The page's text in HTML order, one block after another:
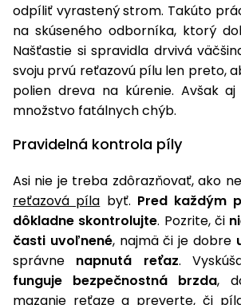
Náhradné
Vidly
Štiepačky
dreva
Drviče
vetiev
Špalíkovače
vysávače
na lístie
Záhradné
vozíky
Fúriky
boxy
Ochrana
rastlín
Záhradné
koše
Krhly
obrubníky
Tieniace
textílie
Odpudzovače
a pasce
Príslušenstvo
stoly
Vibračné
dosky
Transportéry
Rezačky
betón
Meracie
Nabíjačky
autobatérií
Seniorské
vozíky
Prilby
Doplnky
odpíliť vyrastený strom. Takúto
na skúseného odborníka, ktorý
Našťastie si spravidla drvivá
svoju prvú reťazovú pílu len preto,
polien dreva na kúrenie. Avšak
množstvo fatálnych chýb.
Pravidelná kontrola píly
Asi nie je treba zdôrazňovať, ako
reťazová píla byť. Pred každým
dôkladne skontrolujte. Pozrite, či
časti uvoľnené, najmä či je dobre
správne napnutá reťaz.
funguje bezpečnostná brzda,
mazanie reťaze a preverte, či